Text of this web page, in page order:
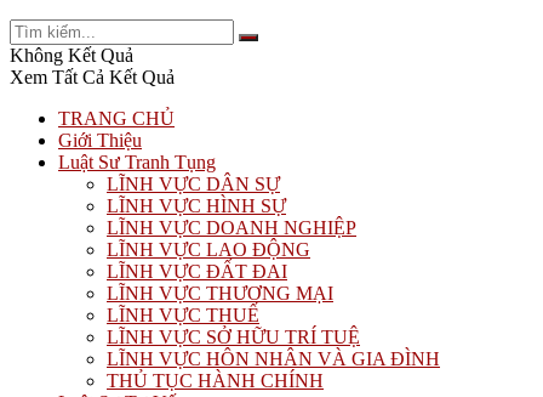
Không Kết Quả
Xem Tất Cả Kết Quả
TRANG CHỦ
Giới Thiệu
Luật Sư Tranh Tụng
LĨNH VỰC DÂN SỰ
LĨNH VỰC HÌNH SỰ
LĨNH VỰC DOANH NGHIỆP
LĨNH VỰC LAO ĐỘNG
LĨNH VỰC ĐẤT ĐAI
LĨNH VỰC THƯƠNG MẠI
LĨNH VỰC THUẾ
LĨNH VỰC SỞ HỮU TRÍ TUỆ
LĨNH VỰC HÔN NHÂN VÀ GIA ĐÌNH
THỦ TỤC HÀNH CHÍNH